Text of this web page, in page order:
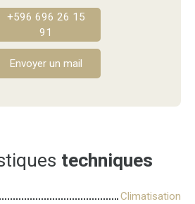
+596 696 26 15
91
Envoyer un mail
techniques
Climatisation